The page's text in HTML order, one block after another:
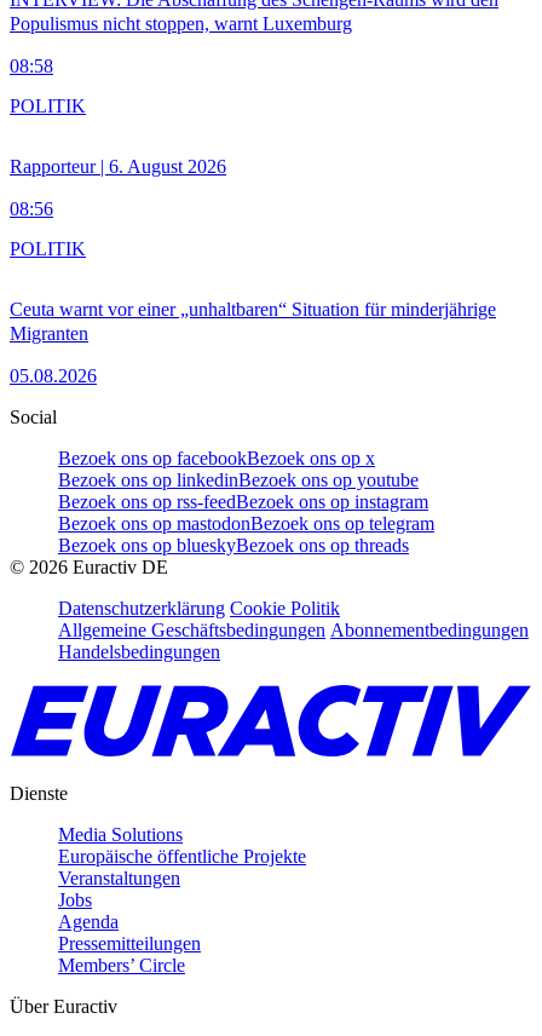
Populismus nicht stoppen, warnt Luxemburg
08:58
Rapporteur | 6. August 2026
08:56
POLITIK
Ceuta warnt vor einer „unhaltbaren“ Situation für minderjährige
Migranten
05.08.2026
POLITIK
Social
Bezoek ons op facebookBezoek ons op x
Bezoek ons op linkedinBezoek ons op youtube
Bezoek ons op rss-feedBezoek ons op instagram
Bezoek ons op mastodonBezoek ons op telegram
Bezoek ons op blueskyBezoek ons op threads
© 2026 Euractiv DE
Datenschutzerklärung Cookie Politik
Allgemeine Geschäftsbedingungen Abonnementbedingungen
Handelsbedingungen
Dienste
Media Solutions
Europäische öffentliche Projekte
Veranstaltungen
Jobs
Agenda
Pressemitteilungen
Members’ Circle
Über Euractiv